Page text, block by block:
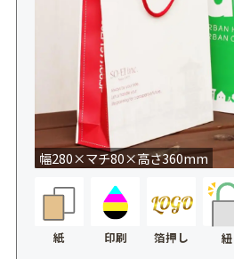
幅280×マチ80×高さ360mm
紙 印刷 箔押し 紐